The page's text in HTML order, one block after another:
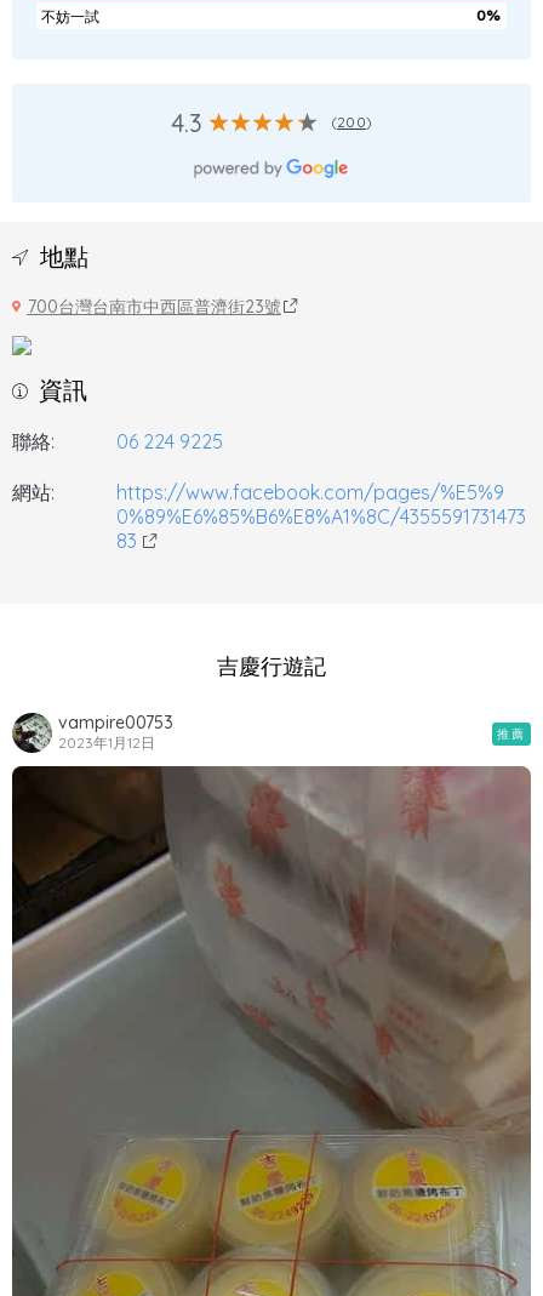
不妨一試
0%
4.3 (200)
地點
700台灣台南市中西區普濟街23號
資訊
聯絡: 06 224 9225
網站:
https://www.facebook.com/pages/%E5%9
0%89%E6%85%B6%E8%A1%8C/4355591731473
83
吉慶行遊記
vampire00753
2023年1月12日 推薦